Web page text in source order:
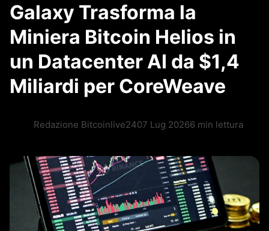
Galaxy Trasforma la
Miniera Bitcoin Helios in
un Datacenter AI da $1,4
Miliardi per CoreWeave
Redazione Bitcoinlive2407 Lug 20266 min lettura